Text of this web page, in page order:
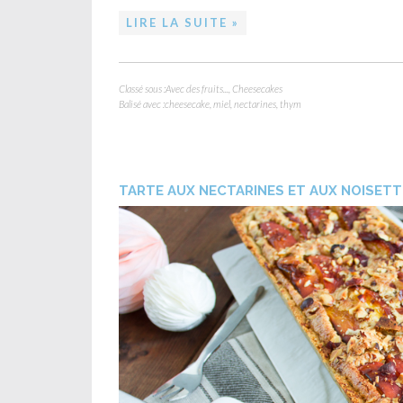
LIRE LA SUITE »
Classé sous :Avec des fruits...
Cheesecakes
Balisé avec :cheesecake miel nectarines thym
TARTE AUX NECTARINES ET AUX